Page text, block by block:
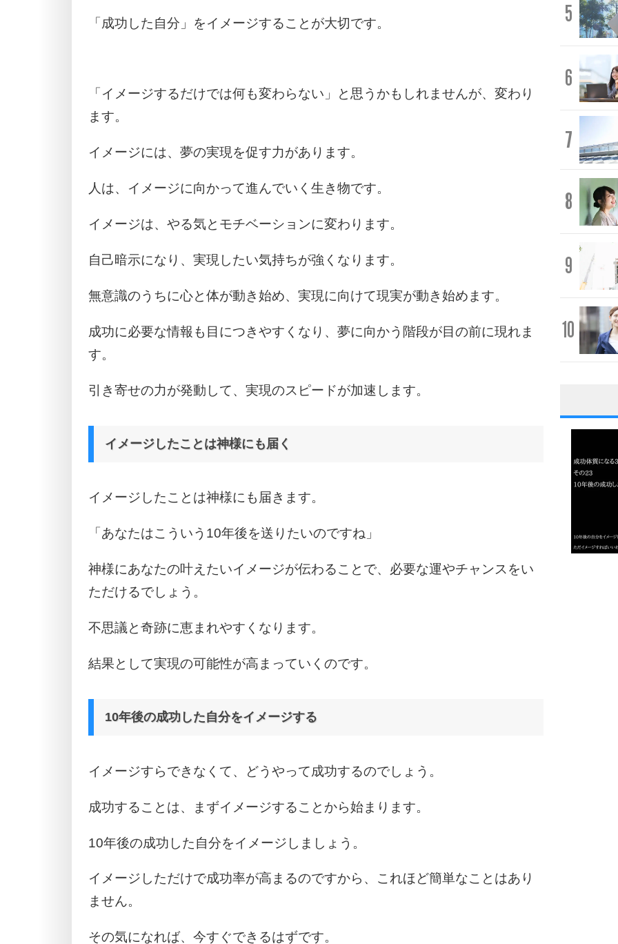
「成功した自分」をイメージすることが大切です。
「イメージするだけでは何も変わらない」と思うかもしれませんが、変わり
ます。
イメージには、夢の実現を促す力があります。
人は、イメージに向かって進んでいく生き物です。
イメージは、やる気とモチベーションに変わります。
自己暗示になり、実現したい気持ちが強くなります。
無意識のうちに心と体が動き始め、実現に向けて現実が動き始めます。
成功に必要な情報も目につきやすくなり、夢に向かう階段が目の前に現れま
す。
引き寄せの力が発動して、実現のスピードが加速します。
イメージしたことは神様にも届く
イメージしたことは神様にも届きます。
「あなたはこういう10年後を送りたいのですね」
神様にあなたの叶えたいイメージが伝わることで、必要な運やチャンスをい
ただけるでしょう。
不思議と奇跡に恵まれやすくなります。
結果として実現の可能性が高まっていくのです。
10年後の成功した自分をイメージする
イメージすらできなくて、どうやって成功するのでしょう。
成功することは、まずイメージすることから始まります。
10年後の成功した自分をイメージしましょう。
イメージしただけで成功率が高まるのですから、これほど簡単なことはあり
ません。
その気になれば、今すぐできるはずです。
5
6
7
8
9
10
1
3